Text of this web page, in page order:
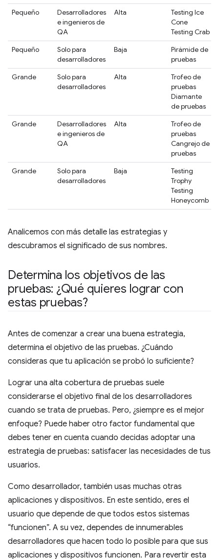
Pequeño
Desarrolladores
e ingenieros de
QA
Alta
Testing Ice
Cone
Testing Crab
Pequeño
Solo para
desarrolladores
Baja
Pirámide de
pruebas
Grande
Solo para
desarrolladores
Alta
Trofeo de
pruebas
Diamante
de pruebas
Grande
Desarrolladores
e ingenieros de
QA
Alta
Trofeo de
pruebas
Cangrejo de
pruebas
Grande
Solo para
desarrolladores
Baja
Testing
Trophy
Testing
Honeycomb
Analicemos con más detalle las estrategias y
descubramos el significado de sus nombres.
Determina los objetivos de las
pruebas: ¿Qué quieres lograr con
estas pruebas?
Antes de comenzar a crear una buena estrategia,
determina el objetivo de las pruebas. ¿Cuándo
consideras que tu aplicación se probó lo suficiente?
Lograr una alta cobertura de pruebas suele
considerarse el objetivo final de los desarrolladores
cuando se trata de pruebas. Pero, ¿siempre es el mejor
enfoque? Puede haber otro factor fundamental que
debes tener en cuenta cuando decidas adoptar una
estrategia de pruebas: satisfacer las necesidades de tus
usuarios.
Como desarrollador, también usas muchas otras
aplicaciones y dispositivos. En este sentido, eres el
usuario que depende de que todos estos sistemas
“funcionen”. A su vez, dependes de innumerables
desarrolladores que hacen todo lo posible para que sus
aplicaciones y dispositivos funcionen. Para revertir esta